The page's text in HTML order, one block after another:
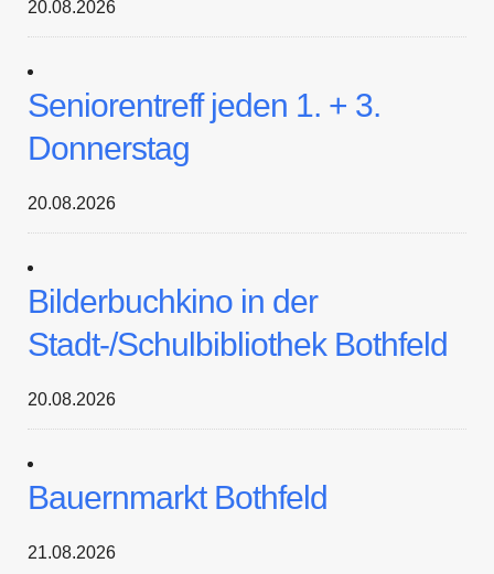
20.08.2026
Seniorentreff jeden 1. + 3.
Donnerstag
20.08.2026
Bilderbuchkino in der
Stadt-/Schulbibliothek Bothfeld
20.08.2026
Bauernmarkt Bothfeld
21.08.2026